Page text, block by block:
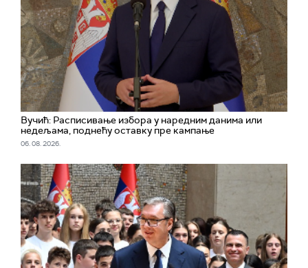
Вучић: Расписивање избора у наредним данима или
недељама, поднећу оставку пре кампање
06. 08. 2026.